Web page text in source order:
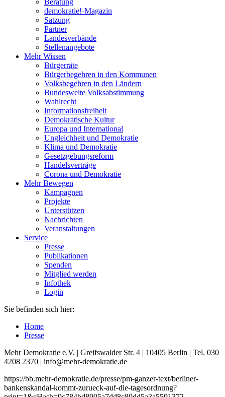
demokratie!-Magazin
Satzung
Partner
Landesverbände
Stellenangebote
Mehr Wissen
Bürgerräte
Bürgerbegehren in den Kommunen
Volksbegehren in den Ländern
Bundesweite Volksabstimmung
Wahlrecht
Informationsfreiheit
Demokratische Kultur
Europa und International
Ungleichheit und Demokratie
Klima und Demokratie
Gesetzgebungsreform
Handelsverträge
Corona und Demokratie
Mehr Bewegen
Kampagnen
Projekte
Unterstützen
Nachrichten
Veranstaltungen
Service
Presse
Publikationen
Spenden
Mitglied werden
Infothek
Login
Sie befinden sich hier:
Home
Presse
Mehr Demokratie e.V. | Greifswalder Str. 4 | 10405 Berlin | Tel. 030
4208 2370 | info@mehr-demokratie.de
https://bb.mehr-demokratie.de/presse/pm-ganzer-text/berliner-
bankenskandal-kommt-zurueck-auf-die-tagesordnung?